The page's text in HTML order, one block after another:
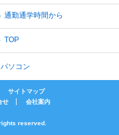
通勤通学時間から
TOP
パソコン
サイトマップ
せ 会社案内
reserved.